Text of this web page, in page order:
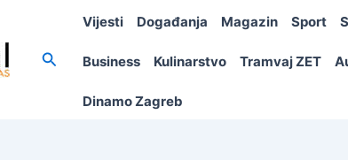
Search
Vijesti Događanja Magazin Sport
Business Kulinarstvo Tramvaj ZET
Dinamo Zagreb